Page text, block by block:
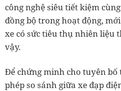
công nghệ siêu tiết kiệm
đồng bộ trong hoạt động,
xe có sức tiêu thụ nhiên liệu
vậy.
Để chứng minh cho tuyên bố
phép so sánh giữa xe đạp